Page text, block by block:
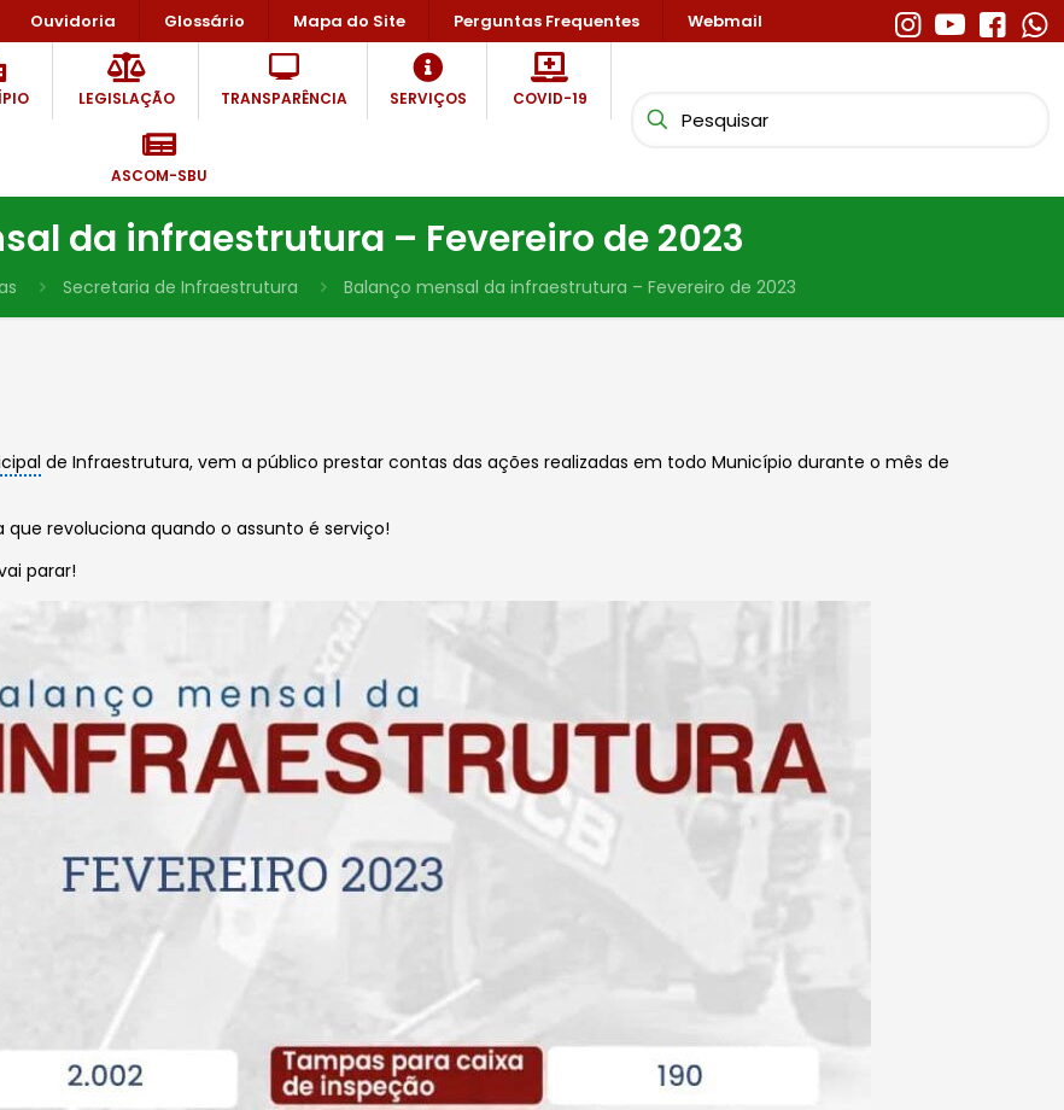
Ouvidoria Glossário Mapa do Site Perguntas Frequentes Webmail
LEGISLAÇÃO TRANSPARÊNCIA SERVIÇOS COVID-19
ASCOM-SBU
da infraestrutura – Fevereiro de 2023
Secretaria de Infraestrutura Balanço mensal da infraestrutura – Fevereiro de 2023
de Infraestrutura, vem a público prestar contas das ações realizadas em todo Município durante o mês de
revoluciona quando o assunto é serviço!
parar!